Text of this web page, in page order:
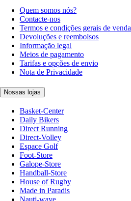
Quem somos nós?
Contacte-nos
Termos e condições gerais de venda
Devoluções e reembolsos
Informação legal
Meios de pagamento
Tarifas e opções de envio
Nota de Privacidade
Nossas lojas
Basket-Center
Daily Bikers
Direct Running
Direct-Volley
Espace Golf
Foot-Store
Galope-Store
Handball-Store
House of Rugby
Made in Paradis
Nauti-wave